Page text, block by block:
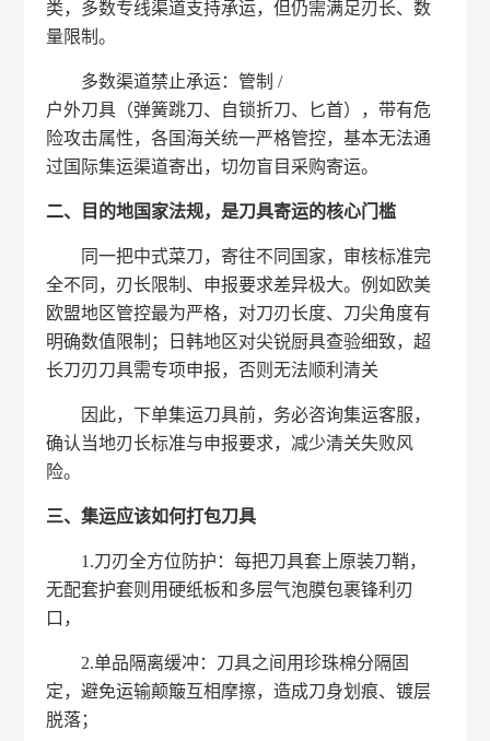
类，多数专线渠道支持承运，但仍需满足刃长、数
量限制。
多数渠道禁止承运：管制 /
户外刀具（弹簧跳刀、自锁折刀、匕首），带有危
险攻击属性，各国海关统一严格管控，基本无法通
过国际集运渠道寄出，切勿盲目采购寄运。
二、目的地国家法规，是刀具寄运的核心门槛
同一把中式菜刀，寄往不同国家，审核标准完
全不同，刃长限制、申报要求差异极大。例如欧美
欧盟地区管控最为严格，对刀刃长度、刀尖角度有
明确数值限制；日韩地区对尖锐厨具查验细致，超
长刀刃刀具需专项申报，否则无法顺利清关
因此，下单集运刀具前，务必咨询集运客服，
确认当地刃长标准与申报要求，减少清关失败风
险。
三、集运应该如何打包刀具
1.刀刃全方位防护：每把刀具套上原装刀鞘，
无配套护套则用硬纸板和多层气泡膜包裹锋利刃
口，
2.单品隔离缓冲：刀具之间用珍珠棉分隔固
定，避免运输颠簸互相摩擦，造成刀身划痕、镀层
脱落；